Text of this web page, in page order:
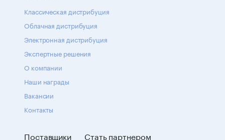
Классическая дистрибуция
Облачная дистрибуция
Электронная дистрибуция
Экспертные решения
О компании
Наши награды
Вакансии
Контакты
Поставщики
Стать партнером